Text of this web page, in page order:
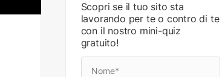
Scopri se il tuo sito sta
lavorando per te o contro di te
con il nostro mini-quiz
gratuito!